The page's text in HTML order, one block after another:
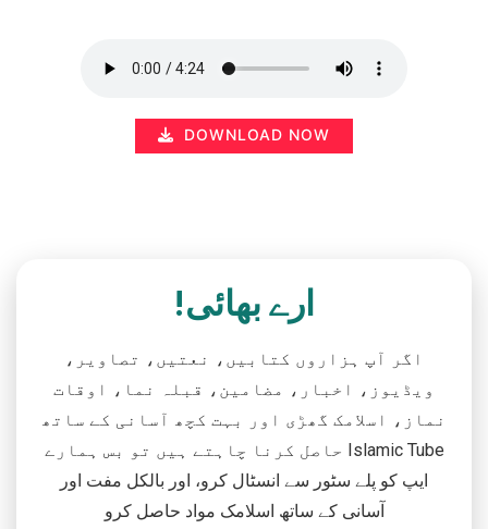
DOWNLOAD NOW
ارے بھائی!
اگر آپ ہزاروں کتابیں، نعتیں، تصاویر،
ویڈیوز، اخبار، مضامین، قبلہ نما، اوقات
نماز، اسلامک گھڑی اور بہت کچھ آسانی کے ساتھ
حاصل کرنا چاہتے ہیں تو بس ہمارے Islamic Tube
ایپ کو پلے سٹور سے انسٹال کرو، اور بالکل مفت اور
آسانی کے ساتھ اسلامک مواد حاصل کرو